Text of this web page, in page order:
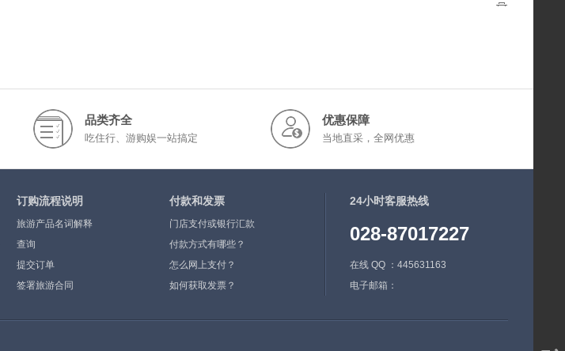
品类齐全
吃住行、游购娱一站搞定
优惠保障
当地直采，全网优惠
订购流程说明
旅游产品名词解释
查询
提交订单
签署旅游合同
付款和发票
门店支付或银行汇款
付款方式有哪些？
怎么网上支付？
如何获取发票？
24小时客服热线
028-87017227
在线 QQ ：445631163
电子邮箱：